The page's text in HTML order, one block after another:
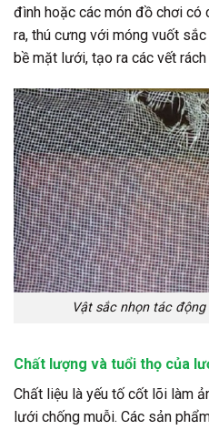
đình hoặc các món đồ chơi có
ra, thú cưng với móng vuốt
bề mặt lưới, tạo ra các vết
Vật sắc nhọn tác
Chất lượng và tuổi thọ của
Chất liệu là yếu tố cốt lõi làm
lưới chống muỗi. Các sản